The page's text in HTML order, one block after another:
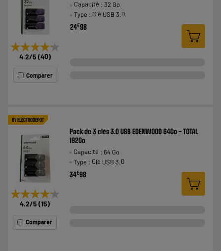
★★★★★
★★★★★
4.2/5 (40)
Comparer
Capacité : 32 Go
Type : Clé USB 3.0
24€98
BY ELECTRODEPOT
★★★★★
★★★★★
4.2/5 (15)
Comparer
Pack de 3 clés 3.0 USB EDENWOOD 64Go - TOTAL
192Go
Capacité : 64 Go
Type : Clé USB 3.0
34€98